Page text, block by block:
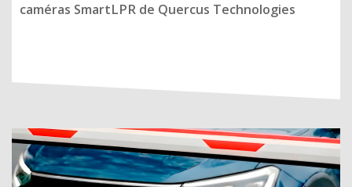
caméras SmartLPR de Quercus Technologies